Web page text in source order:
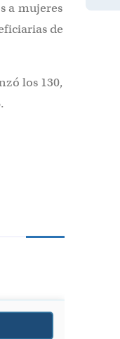
a mujeres
de
los 130,